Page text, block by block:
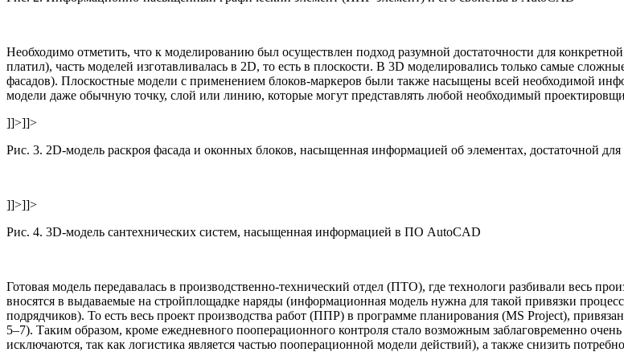
Необходимо отметить, что к моделированию был осуществлен подход разумной достаточности для
платил), часть моделей изготавливалась в 2D, то есть в плоскости. В 3D моделировались только самые
фасадов). Плоскостные модели с применением блоков-маркеров были также насыщены всей необходимой
модели даже обычную точку, слой или линию, которые могут представлять любой необходимый
]]>]]>
Рис. 3. 2D-модель раскроя фасада и оконных блоков, насыщенная информацией об элементах, достаточной
]]>]]>
Рис. 4. 3D-модель сантехнических систем, насыщенная информацией в ПО AutoCAD
Готовая модель передавалась в производственно-технический отдел (ПТО), где технологи разбивали весь
вносятся в выдаваемые на стройплощадке наряды (информационная модель нужна для такой привязки
подрядчиков). То есть весь проект производства работ (ППР) в программе планирования (MS Project),
5–7). Таким образом, кроме ежедневного пооперационного контроля стало возможным заблаговременно
исключаются, так как логистика является частью пооперационной модели действий), а также снизить